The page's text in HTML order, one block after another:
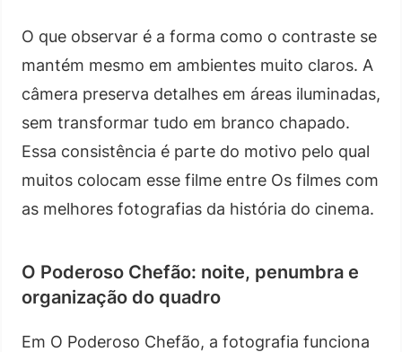
O que observar é a forma como o contraste se
mantém mesmo em ambientes muito claros. A
câmera preserva detalhes em áreas iluminadas,
sem transformar tudo em branco chapado.
Essa consistência é parte do motivo pelo qual
muitos colocam esse filme entre Os filmes com
as melhores fotografias da história do cinema.
O Poderoso Chefão: noite, penumbra e
organização do quadro
Em O Poderoso Chefão, a fotografia funciona